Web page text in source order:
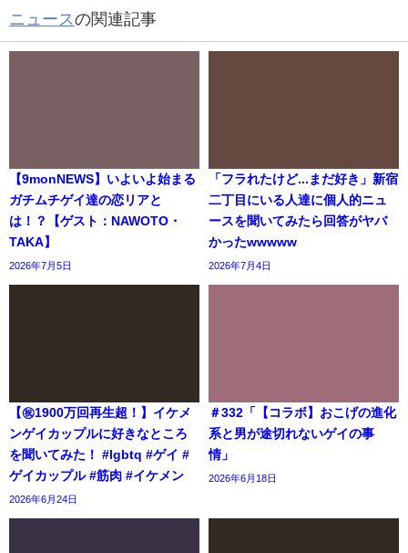
ニュースの関連記事
【9monNEWS】いよいよ始まる
ガチムチゲイ達の恋リアと
は！？【ゲスト：NAWOTO・
TAKA】
2026年7月5日
「フラれたけど...まだ好き」新宿
二丁目にいる人達に個人的ニュ
ースを聞いてみたら回答がヤバ
かったwwwww
2026年7月4日
【㊗️1900万回再生超！】イケメ
ンゲイカップルに好きなところ
を聞いてみた！ #lgbtq #ゲイ #
ゲイカップル #筋肉 #イケメン
2026年6月24日
＃332「【コラボ】おこげの進化
系と男が途切れないゲイの事
情」
2026年6月18日